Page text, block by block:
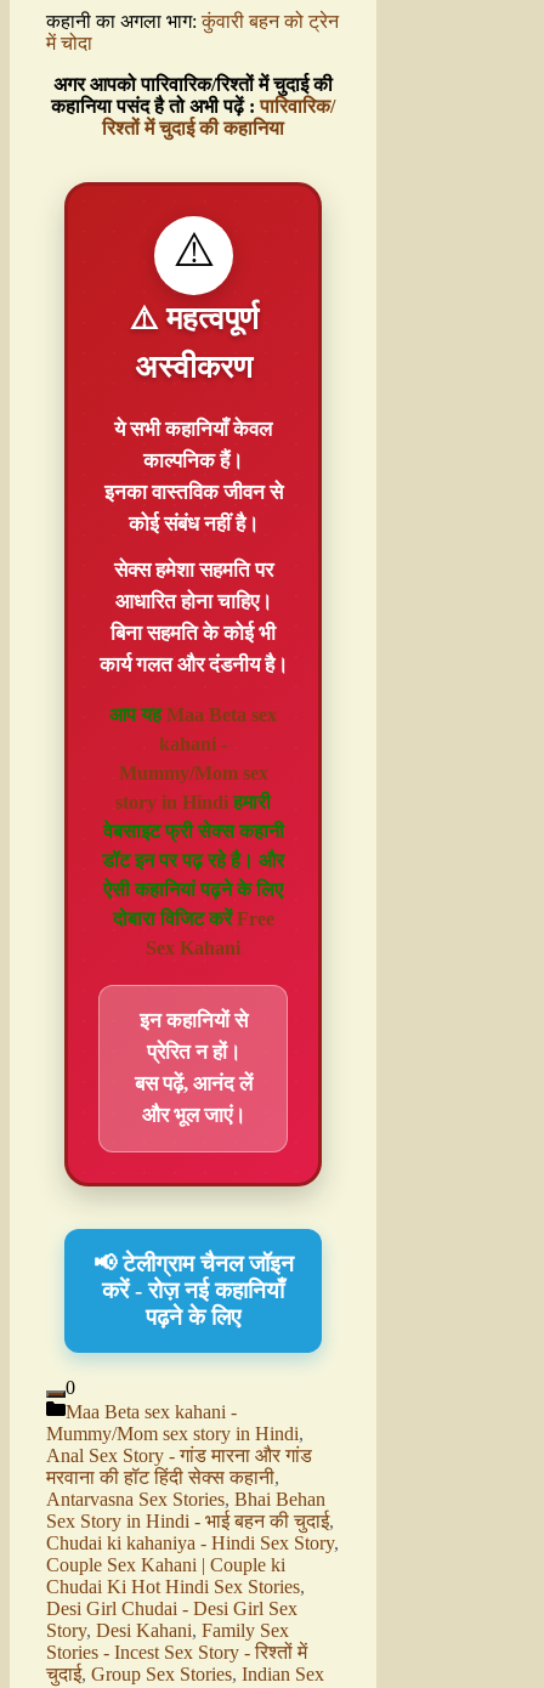
कहानी का अगला भाग:कुंवारी बहन को ट्रेन
में चोदा
अगर आपको पारिवारिक/रिश्तों में चुदाई की
कहानिया पसंद है तो अभी पढ़ें :पारिवारिक/
रिश्तों में चुदाई की कहानिया
⚠️
⚠️ महत्वपूर्ण
अस्वीकरण
ये सभी कहानियाँकेवल
काल्पनिकहैं।
इनका वास्तविक जीवन से
कोई संबंध नहीं है।
सेक्स हमेशासहमतिपर
आधारित होना चाहिए।
बिना सहमति के कोई भी
कार्य गलत और दंडनीय है।
आप यहMaa Beta sex
kahani -
Mummy/Mom sex
story in Hindiहमारी
वेबसाइट फ्री सेक्स कहानी
डॉट इन पर पढ़ रहे है। और
ऐसी कहानियां पढ़ने के लिए
दोबारा विजिट करेंFree
Sex Kahani
इन कहानियों से
प्रेरित न हों।
बस पढ़ें, आनंद लें
और भूल जाएं।
📢 टेलीग्राम चैनल जॉइन
करें - रोज़ नई कहानियाँ
पढ़ने के लिए
0
Maa Beta sex kahani -
Mummy/Mom sex story in Hindi,
Anal Sex Story - गांड मारना और गांड
मरवाना की हॉट हिंदी सेक्स कहानी,
Antarvasna Sex Stories, Bhai Behan
Sex Story in Hindi - भाई बहन की चुदाई,
Chudai ki kahaniya - Hindi Sex Story,
Couple Sex Kahani | Couple ki
Chudai Ki Hot Hindi Sex Stories,
Desi Girl Chudai - Desi Girl Sex
Story, Desi Kahani, Family Sex
Stories - Incest Sex Story - रिश्तों में
चुदाई, Group Sex Stories, Indian Sex